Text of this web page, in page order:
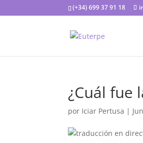
(+34) 699 37 91 18
¿Cuál fue
por Iciar Pertusa |